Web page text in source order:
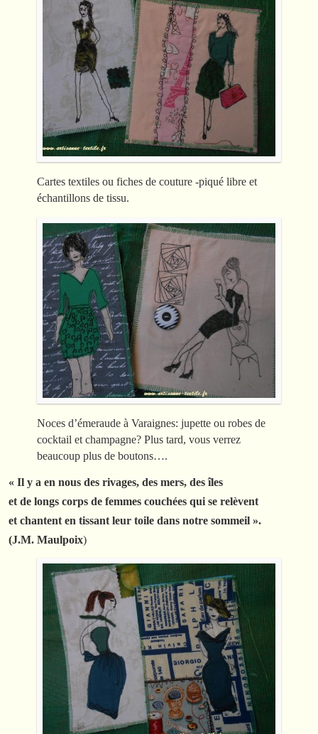
Cartes textiles ou fiches de couture -piqué libre et
échantillons de tissu.
Noces d’émeraude à Varaignes: jupette ou robes de
cocktail et champagne? Plus tard, vous verrez
beaucoup plus de boutons….
« Il y a en nous des rivages, des mers, des îles
et de longs corps de femmes couchées qui se relèvent
et chantent en tissant leur toile dans notre sommeil ».
(J.M. Maulpoix)